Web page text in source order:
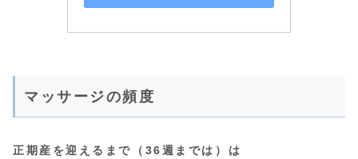
マッサージの頻度
正期産を迎えるまで（36週までは）は